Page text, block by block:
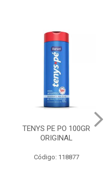
TENYS PE PO 100GR
ORIGINAL
Código: 118877